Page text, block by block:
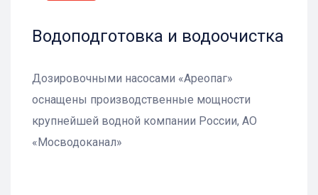
Водоподготовка и водоочистка
Дозировочными насосами «Ареопаг»
оснащены производственные мощности
крупнейшей водной компании России, АО
«Мосводоканал»